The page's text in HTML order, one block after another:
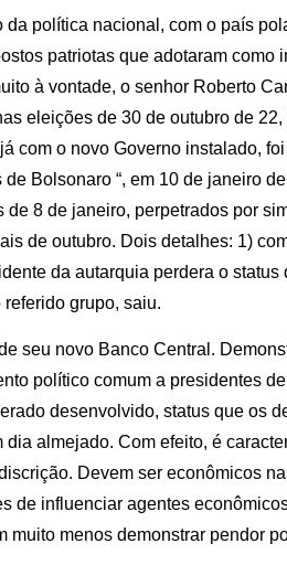
da política nacional, com o país
patriotas que adotaram como
à vontade, o senhor Roberto
eleições de 30 de outubro de
com o novo Governo instalado,
de Bolsonaro “, em 10 de janeiro
8 de janeiro, perpetrados por
de outubro. Dois detalhes: 1)
da autarquia perdera o status
grupo, saiu.
seu novo Banco Central.
político comum a presidentes
desenvolvido, status que os
almejado. Com efeito, é
Devem ser econômicos
de influenciar agentes
muito menos demonstrar pendor